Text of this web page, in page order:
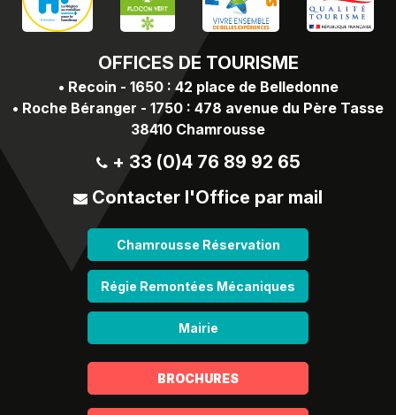
OFFICES DE TOURISME
• Recoin - 1650 : 42 place de Belledonne
• Roche Béranger - 1750 : 478 avenue du Père Tasse
38410 Chamrousse
+ 33 (0)4 76 89 92 65
Contacter l'Office par mail
Chamrousse Réservation
Régie Remontées Mécaniques
Mairie
BROCHURES